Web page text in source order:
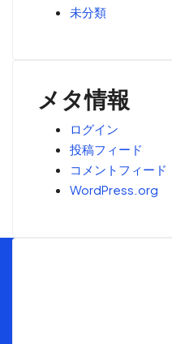
未分類
メタ情報
ログイン
投稿フィード
コメントフィード
WordPress.org